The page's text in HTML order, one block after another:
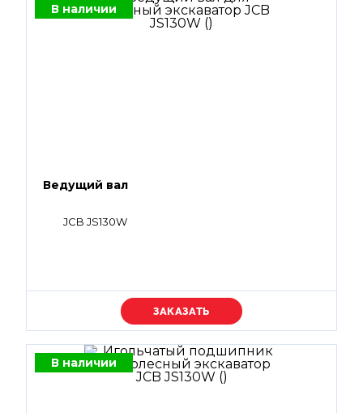
В наличии
Ведущий вал
JCB JS130W
Уточняйте цену
В наличии